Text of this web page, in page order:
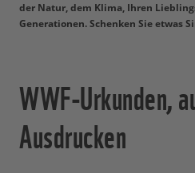
der Natur, dem Klima, Ihren
Generationen. Schenken Sie etwas
WWF-Urkunden,
Ausdrucken